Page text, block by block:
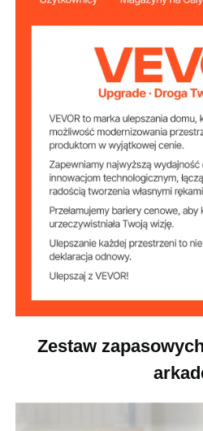
Waga trackballa 65 g ± 5
Materiał główny PVC
Waga produktu 0,57
Wymiary produktu
Zestaw